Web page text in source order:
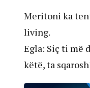
Meritoni ka
living.
Egla: Siç ti më
këtë, ta